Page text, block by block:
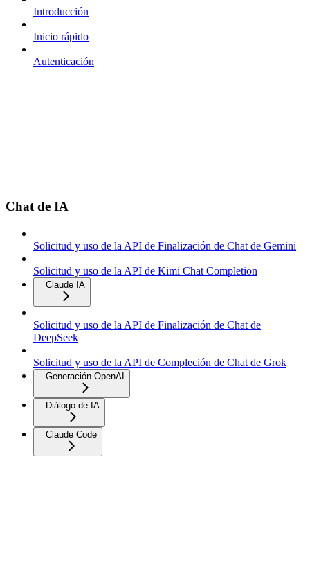
Introducción
Inicio rápido
Autenticación
Chat de IA
Solicitud y uso de la API de Finalización de Chat de Gemini
Solicitud y uso de la API de Kimi Chat Completion
Claude IA
Solicitud y uso de la API de Finalización de Chat de
DeepSeek
Solicitud y uso de la API de Compleción de Chat de Grok
Generación OpenAI
Diálogo de IA
Claude Code